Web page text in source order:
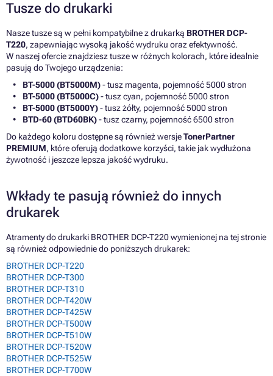
Tusze do drukarki
Nasze tusze są w pełni kompatybilne z drukarką BROTHER DCP-
T220, zapewniając wysoką jakość wydruku oraz efektywność.
W naszej ofercie znajdziesz tusze w różnych kolorach, które idealnie
pasują do Twojego urządzenia:
BT-5000 (BT5000M)- tusz magenta, pojemność 5000 stron
BT-5000 (BT5000C)- tusz cyan, pojemność 5000 stron
BT-5000 (BT5000Y)- tusz żółty, pojemność 5000 stron
BTD-60 (BTD60BK)- tusz czarny, pojemność 6500 stron
Do każdego koloru dostępne są również wersjeTonerPartner
PREMIUM, które oferują dodatkowe korzyści, takie jak wydłużona
żywotność i jeszcze lepsza jakość wydruku.
Wkłady te pasują również do innych
drukarek
Atramenty do drukarki BROTHER DCP-T220 wymienionej na tej stronie
są również odpowiednie do poniższych drukarek:
BROTHER DCP-T220
BROTHER DCP-T300
BROTHER DCP-T310
BROTHER DCP-T420W
BROTHER DCP-T425W
BROTHER DCP-T500W
BROTHER DCP-T510W
BROTHER DCP-T520W
BROTHER DCP-T525W
BROTHER DCP-T700W